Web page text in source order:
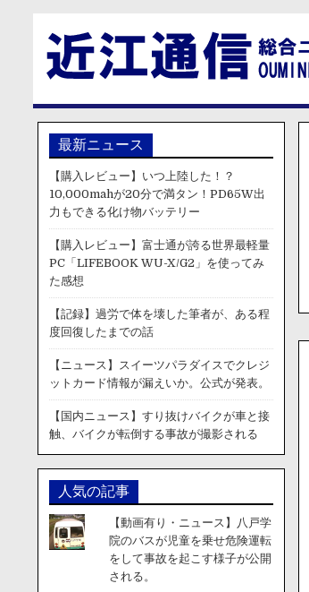
最新ニュース
【購入レビュー】いつ上陸した！？
10,000mahが20分で満タン！PD65W出
力もできる化け物バッテリー
【購入レビュー】富士通が誇る世界最軽量
PC「LIFEBOOK WU-X/G2」を使ってみ
た感想
【記録】過労で体を壊した筆者が、ある程
度回復したまでの話
【ニュース】スイーツパラダイスでクレジ
ットカード情報が漏えいか。公式が発表。
【国内ニュース】すり抜けバイクが車と接
触、バイクが転倒する事故が撮影される
人気の記事
【動画有り・ニュース】八戸学
院のバスが児童を乗せ危険運転
をして事故を起こす様子が公開
される。